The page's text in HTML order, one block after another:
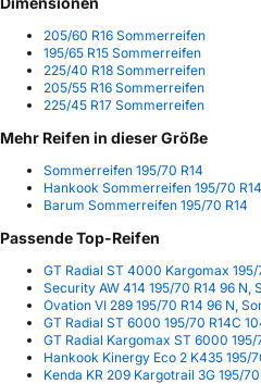
205/60 R16 Sommerreifen
195/65 R15 Sommerreifen
225/40 R18 Sommerreifen
205/55 R16 Sommerreifen
225/45 R17 Sommerreifen
Mehr Reifen in dieser Größe
Sommerreifen 195/70 R14
Hankook Sommerreifen 195/70 R14
Barum Sommerreifen 195/70 R14
Passende Top-Reifen
GT Radial ST 4000 Kargomax
Security AW 414 195/70 R14 96 N,
Ovation VI 289 195/70 R14 96 N,
GT Radial ST 6000 195/70 R14C
GT Radial Kargomax ST 6000
Hankook Kinergy Eco 2 K435 195/
Kenda KR 209 Kargotrail 3G 195/